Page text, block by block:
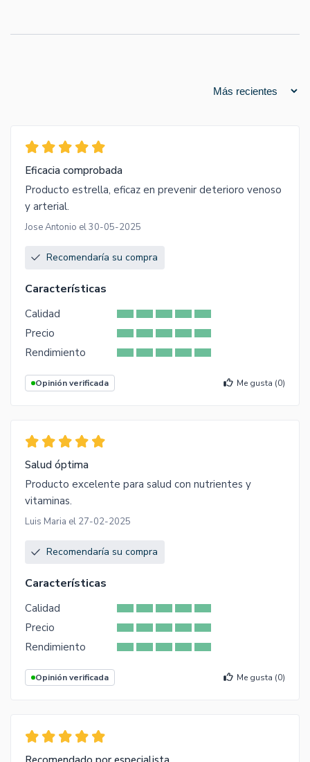
Eficacia comprobada
Producto estrella, eficaz en prevenir deterioro venoso
y arterial.
Jose Antonio el 30-05-2025
Recomendaría su compra
Características
Calidad
Precio
Rendimiento
Opinión verificada Me gusta (0)
Salud óptima
Producto excelente para salud con nutrientes y
vitaminas.
Luis Maria el 27-02-2025
Recomendaría su compra
Características
Calidad
Precio
Rendimiento
Opinión verificada Me gusta (0)